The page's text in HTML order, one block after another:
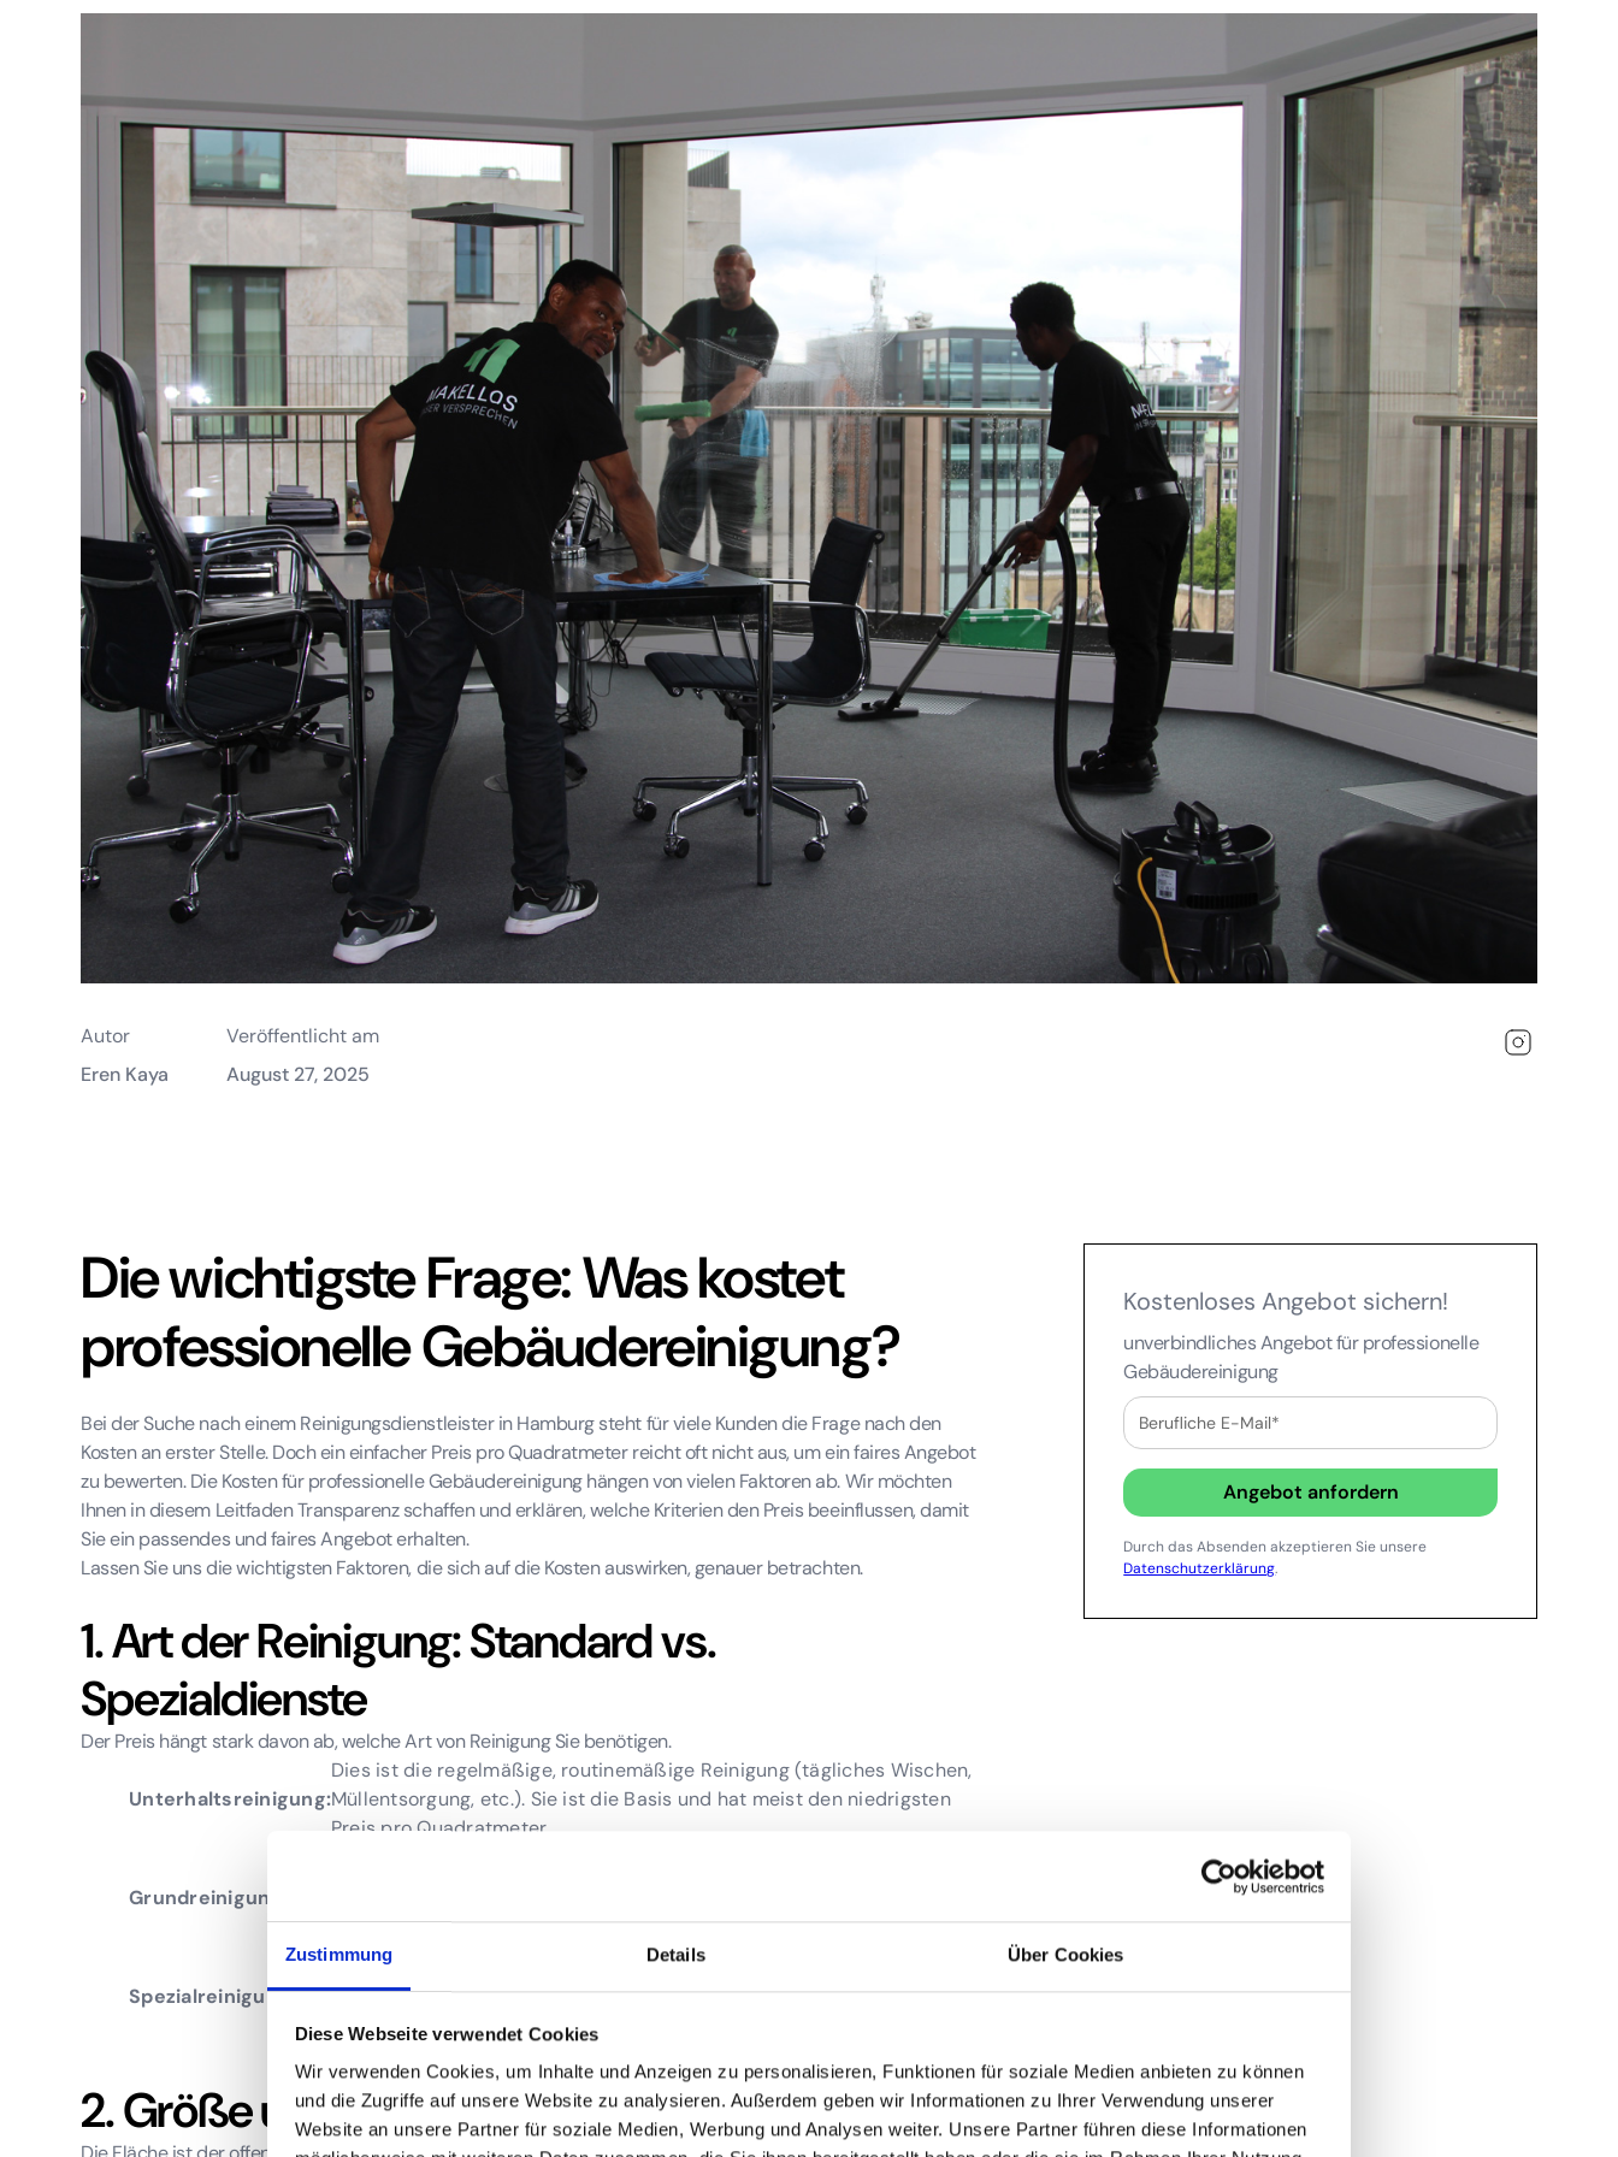
Zustimmung Details Über Cookies
Diese Webseite verwendet Cookies
Wir verwenden Cookies, um Inhalte und Anzeigen zu personalisieren, Funktionen für soziale Medien anbieten zu können
und die Zugriffe auf unsere Website zu analysieren. Außerdem geben wir Informationen zu Ihrer Verwendung unserer
Website an unsere Partner für soziale Medien, Werbung und Analysen weiter. Unsere Partner führen diese Informationen
Autor
Eren Kaya
Veröffentlicht am
August 27, 2025
Die wichtigste Frage: Was kostet
professionelle Gebäudereinigung?
Bei der Suche nach einem Reinigungsdienstleister in Hamburg steht für viele Kunden die Frage nach den
Kosten an erster Stelle. Doch ein einfacher Preis pro Quadratmeter reicht oft nicht aus, um ein faires Angebot
zu bewerten. Die Kosten für professionelle Gebäudereinigung hängen von vielen Faktoren ab. Wir möchten
Ihnen in diesem Leitfaden Transparenz schaffen und erklären, welche Kriterien den Preis beeinflussen, damit
Sie ein passendes und faires Angebot erhalten.
Lassen Sie uns die wichtigsten Faktoren, die sich auf die Kosten auswirken, genauer betrachten.
1. Art der Reinigung: Standard vs.
Spezialdienste
Der Preis hängt stark davon ab, welche Art von Reinigung Sie benötigen.
Unterhaltsreinigung:
Dies ist die regelmäßige, routinemäßige Reinigung (tägliches Wischen,
Müllentsorgung, etc.). Sie ist die Basis und hat meist den niedrigsten
Preis pro Quadratmeter.
Grundreinigung:
Reinigung von Fensternischen).
Spezialreinigungen:
Dienste wie die Teppich- oder Polsterreinigung, Glas- und
Fassadenreinigung oder die Desinfektion erfordern spezielle Geräte und
Fachwissen und werden separat berechnet.
2. Größe und Beschaffenheit der Fläche
Kostenloses Angebot sichern!
unverbindliches Angebot für professionelle
Gebäudereinigung
Durch das Absenden akzeptieren Sie unsere
Datenschutzerklärung.